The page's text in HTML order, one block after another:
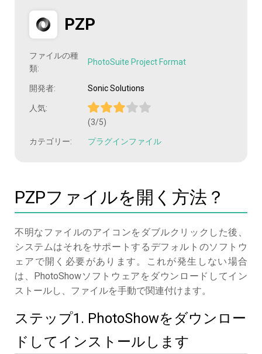
PZP
ファイルの種
類:
PhotoSuite Project Format
開発者: Sonic Solutions
人気:
(3/5)
カテゴリー: プラグインファイル
PZPファイルを開く方法？
不明なファイルのアイコンをダブルクリックした後、
システムはそれをサポートするデフォルトのソフトウ
ェアで開く必要があります。これが発生しない場合
は、PhotoShowソフトウェアをダウンロードしてイン
ストールし、ファイルを手動で関連付けます。
ステップ1. PhotoShowをダウンロー
ドしてインストールします